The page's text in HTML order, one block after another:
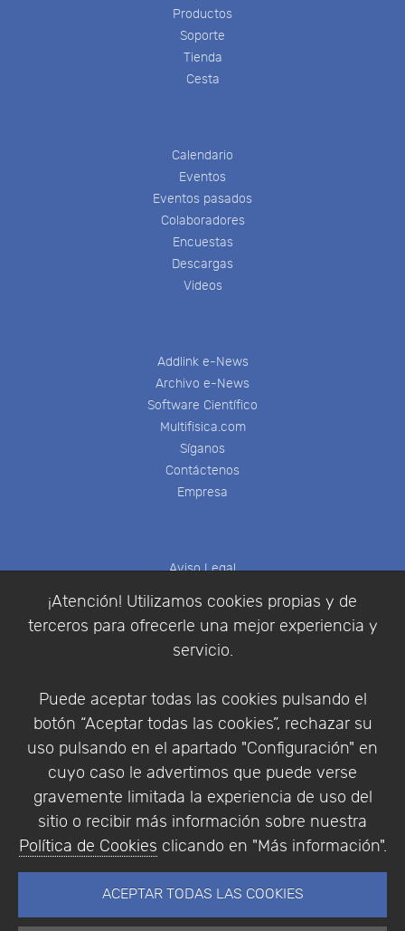
¡Atención! Utilizamos cookies propias y de
terceros para ofrecerle una mejor experiencia y
servicio.
Puede aceptar todas las cookies pulsando el
botón “Aceptar todas las cookies”, rechazar su
uso pulsando en el apartado "Configuración" en
cuyo caso le advertimos que puede verse
gravemente limitada la experiencia de uso del
sitio o recibir más información sobre nuestra
Política de Cookies clicando en "Más información".
ACEPTAR TODAS LAS COOKIES
Productos
Soporte
Tienda
Cesta
Calendario
Eventos
Eventos pasados
Colaboradores
Encuestas
Descargas
Videos
Addlink e-News
Archivo e-News
Software Científico
Multifisica.com
Síganos
Contáctenos
Empresa
Aviso Legal
Política de Privacidad
Condiciones de compra
Identificarse
Empresa|Aviso Legal| Política de Privacidad |
Política de Cookies
© Copyright 1994 - 2026. Addlink Software
Científico, S.L.
Portugal.